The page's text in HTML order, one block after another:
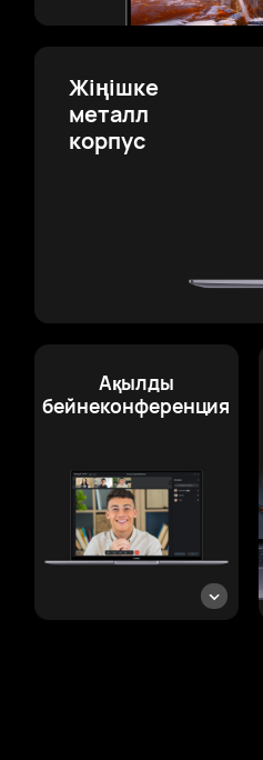
Жіңішке
металл
корпус
Ақылды
бейнеконференция